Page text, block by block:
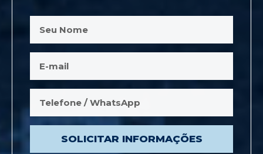
SOLICITAR INFORMAÇÕES